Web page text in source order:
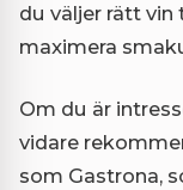
du väljer rätt
maximera
Om du är
vidare
som Gastrona,